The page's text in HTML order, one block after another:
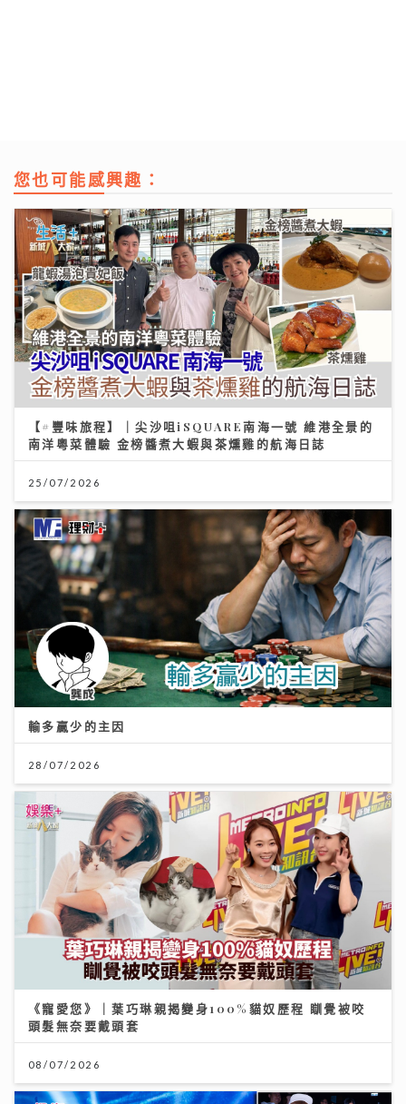
您也可能感興趣：
【#豐味旅程】｜尖沙咀iSQUARE南海一號 維港全景的
南洋粵菜體驗 金榜醬煮大蝦與茶燻雞的航海日誌
25/07/2026
輸多贏少的主因
28/07/2026
《寵愛您》｜葉巧琳親揭變身100%貓奴歷程 瞓覺被咬
頭髮無奈要戴頭套
08/07/2026